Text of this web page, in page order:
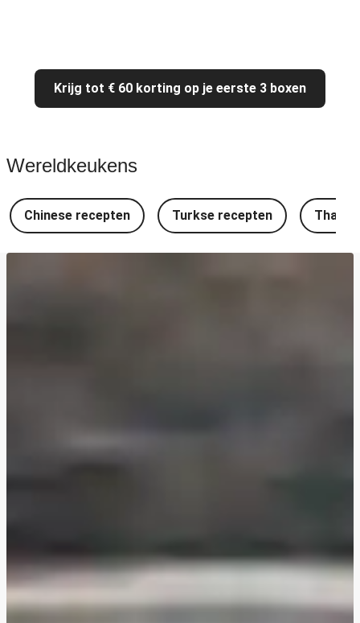
Krijg tot € 60 korting op je eerste 3 boxen
Wereldkeukens
Chinese recepten Turkse recepten Thaise